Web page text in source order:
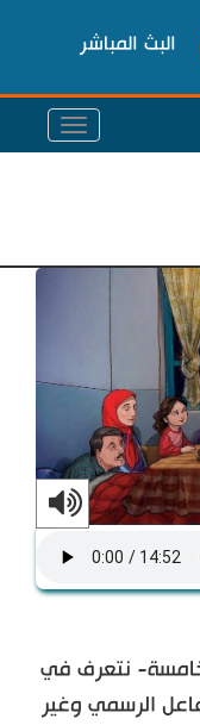
البث المباشر
نتعرف في
الرسمي وغير